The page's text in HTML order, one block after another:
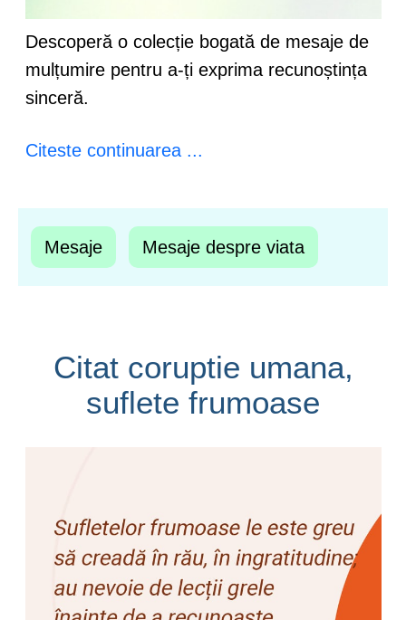
Descoperă o colecție bogată de mesaje de
mulțumire pentru a-ți exprima recunoștința
sinceră.
Citeste continuarea ...
Mesaje Mesaje despre viata
Citat coruptie umana,
suflete frumoase